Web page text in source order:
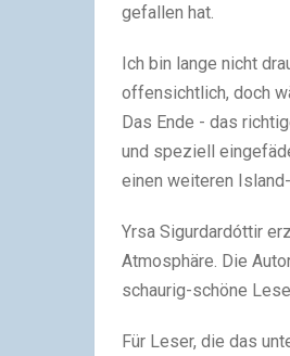
gefallen hat.
Ich bin lange nicht
offensichtlich, doch
Das Ende - das
und speziell
einen weiteren
Yrsa Sigurdardóttir
Atmosphäre. Die
schaurig-schöne
Für Leser, die das